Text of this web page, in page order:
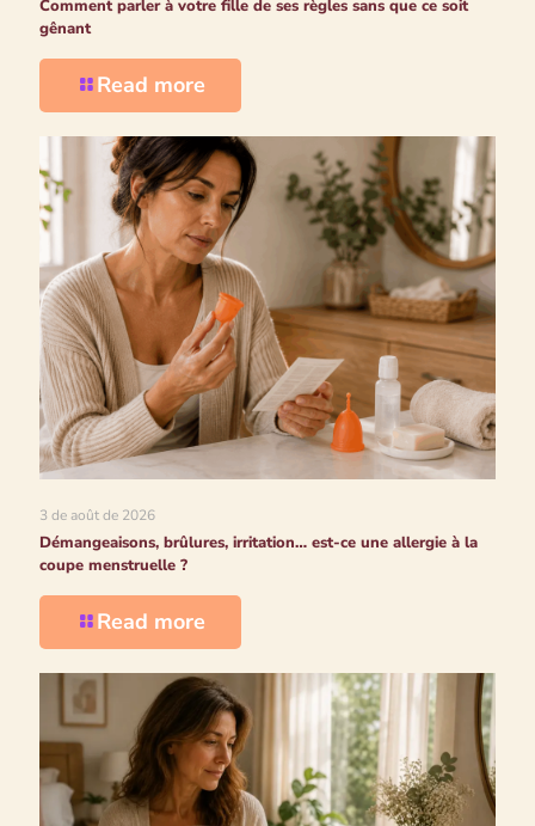
Comment parler à votre fille de ses règles sans que ce soit
gênant
Read more
3 de août de 2026
Démangeaisons, brûlures, irritation… est-ce une allergie à la
coupe menstruelle ?
Read more